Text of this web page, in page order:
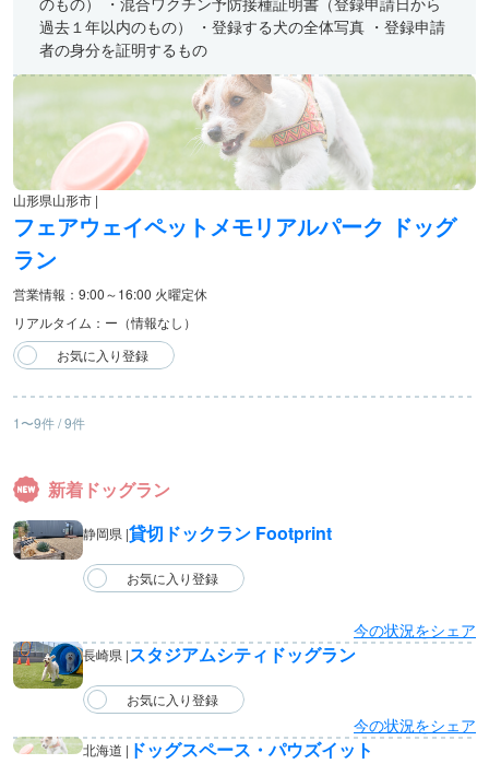
過去１年以内のもの） ・登録する犬の全体写真 ・登録申請
者の身分を証明するもの
山形県山形市 |
フェアウェイペットメモリアルパーク ドッグ
ラン
営業情報：9:00～16:00 火曜定休
リアルタイム：ー（情報なし）
1〜9件 / 9件
新着ドッグラン
静岡県 |貸切ドックラン Footprint
今の状況をシェア
長崎県 |スタジアムシティドッグラン
今の状況をシェア
北海道 | ドッグスペース・パウズイット